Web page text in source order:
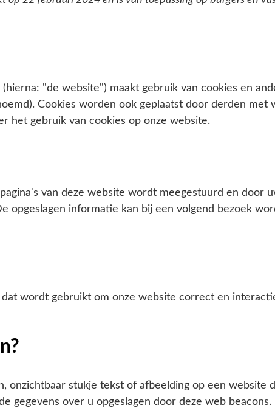
(hierna: "de website") maakt gebruik van cookies en
Cookies worden ook geplaatst door derden
het gebruik van cookies op onze website.
van deze website wordt meegestuurd en
opgeslagen informatie kan bij een volgend bezoek
wordt gebruikt om onze website correct en
onzichtbaar stukje tekst of afbeelding op een
gegevens over u opgeslagen door deze web beacons.